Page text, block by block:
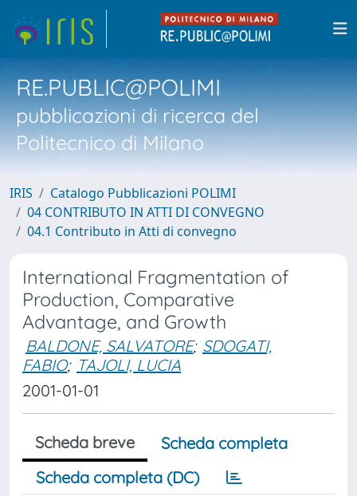
RE.PUBLIC@POLIMI
pubblicazioni di ricerca del
Politecnico di Milano
IRIS
Catalogo Pubblicazioni POLIMI
04 CONTRIBUTO IN ATTI DI CONVEGNO
04.1 Contributo in Atti di convegno
International Fragmentation of
Production, Comparative
Advantage, and Growth
BALDONE, SALVATORE; SDOGATI,
FABIO; TAJOLI, LUCIA
2001-01-01
Scheda breve
Scheda completa
Scheda completa (DC)